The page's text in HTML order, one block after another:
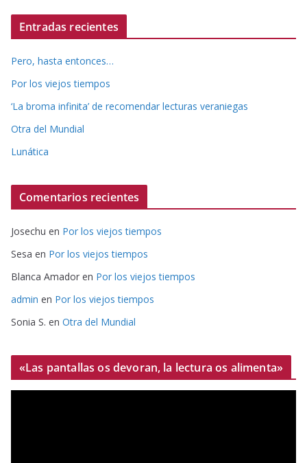
Entradas recientes
Pero, hasta entonces…
Por los viejos tiempos
‘La broma infinita’ de recomendar lecturas veraniegas
Otra del Mundial
Lunática
Comentarios recientes
Josechu en Por los viejos tiempos
Sesa en Por los viejos tiempos
Blanca Amador en Por los viejos tiempos
admin en Por los viejos tiempos
Sonia S. en Otra del Mundial
«Las pantallas os devoran, la lectura os alimenta»